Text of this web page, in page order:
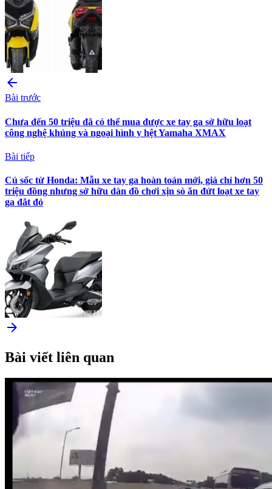
arrow_back
Bài trước
Chưa đến 50 triệu đã có thể mua được xe tay ga sở hữu loạt
công nghệ khủng và ngoại hình y hệt Yamaha XMAX
Bài tiếp
Cú sốc từ Honda: Mẫu xe tay ga hoàn toán mới, giá chỉ hơn 50
triệu đồng nhưng sở hữu dàn đồ chơi xịn sò ăn đứt loạt xe tay
ga đắt đỏ
arrow_forward
Bài viết liên quan